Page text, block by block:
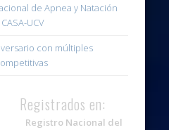
de Apnea y Natación
UCV
con múltiples
Registrados en:
Registro Nacional del